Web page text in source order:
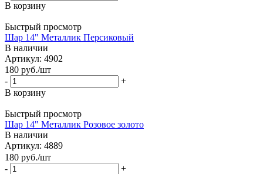
В корзину
Быстрый просмотр
Шар 14" Металлик Персиковый
В наличии
Артикул: 4902
180 руб./шт
-
+
В корзину
Быстрый просмотр
Шар 14" Металлик Розовое золото
В наличии
Артикул: 4889
180 руб./шт
-
+